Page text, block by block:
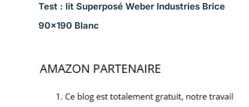
Test : lit Superposé Weber Industries Brice
90×190 Blanc